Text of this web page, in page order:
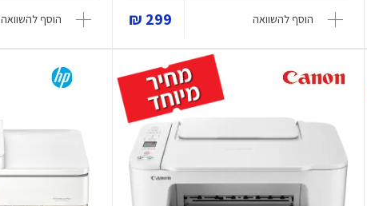
הוסף להשוואה 299 ₪ הוסף להשוואה